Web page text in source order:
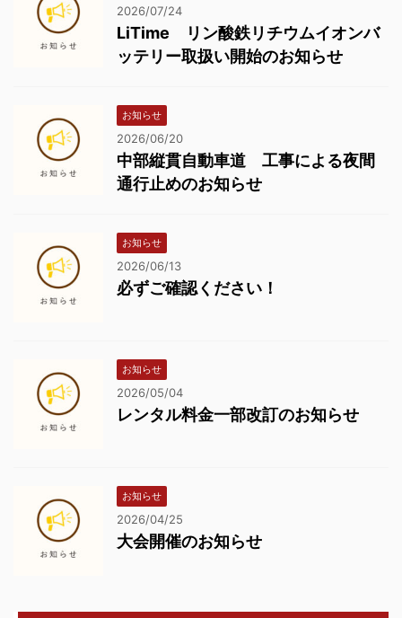
2026/07/24
LiTime リン酸鉄リチウムイオンバ
ッテリー取扱い開始のお知らせ
お知らせ
2026/06/20
中部縦貫自動車道 工事による夜間
通行止めのお知らせ
お知らせ
2026/06/13
必ずご確認ください！
お知らせ
2026/05/04
レンタル料金一部改訂のお知らせ
お知らせ
2026/04/25
大会開催のお知らせ